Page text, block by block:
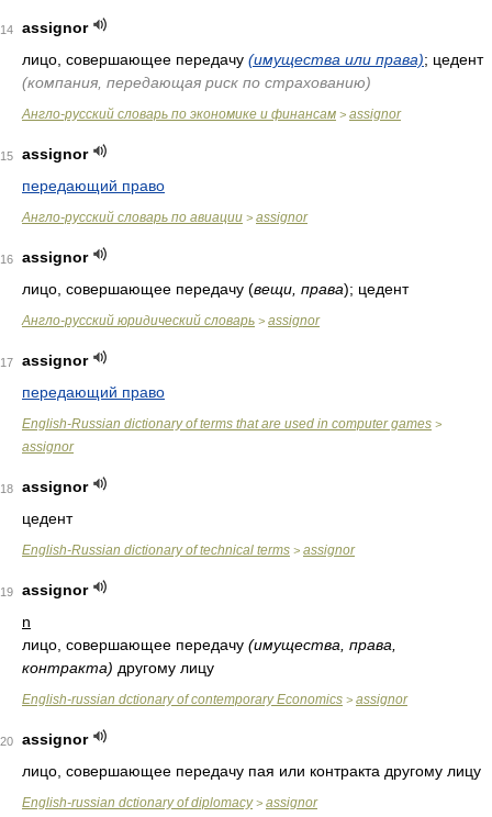
14
assignor
лицо, совершающее передачу (имущества или права); цедент
(компания, передающая риск по страхованию)
Англо-русский словарь по экономике и финансам > assignor
15
assignor
передающий право
Англо-русский словарь по авиации > assignor
16
assignor
лицо, совершающее передачу (вещи, права); цедент
Англо-русский юридический словарь > assignor
17
assignor
передающий право
English-Russian dictionary of terms that are used in computer games >
assignor
18
assignor
цедент
English-Russian dictionary of technical terms > assignor
19
assignor
n
лицо, совершающее передачу (имущества, права,
контракта) другому лицу
English-russian dctionary of contemporary Economics > assignor
20
assignor
лицо, совершающее передачу пая или контракта другому лицу
English-russian dctionary of diplomacy> assignor